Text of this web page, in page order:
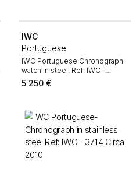
IWC
Portuguese
IWC Portuguese Chronograph
watch in steel, Ref: IWC -
371438 Circa 2010
5 250 €